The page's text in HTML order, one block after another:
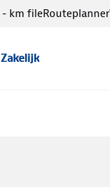
Zakelijk
- km fileRouteplanner